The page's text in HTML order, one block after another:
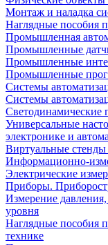
Монтаж и наладка
Наглядные пособия
Промышленная
Промышленные
Промышленные
Промышленные
Системы
Системы
Светодинамические
Универсальные
электронике и
Виртуальные
Информационно-
Электрические
Приборы.
Измерение
уровня
Наглядные пособия
технике